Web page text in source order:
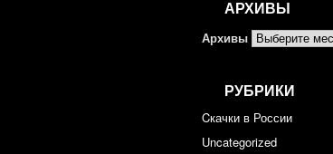
АРХИВЫ
Архивы
РУБРИКИ
Cкачки в России
Uncategorized